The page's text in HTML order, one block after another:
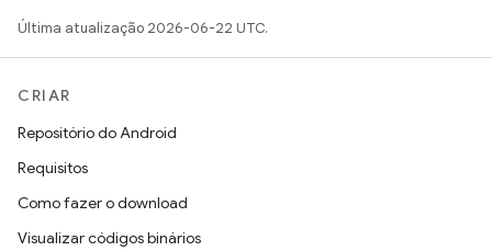
Última atualização 2026-06-22 UTC.
CRIAR
Repositório do Android
Requisitos
Como fazer o download
Visualizar códigos binários